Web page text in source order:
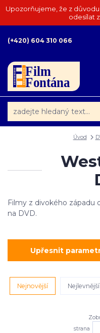
Upozorňujeme, že z
odesílat
(+420) 604 310 066
Úvod
Filmy z divokého západu
na DVD.
Upřesnit
Nejnovější Nejlevnější
strana